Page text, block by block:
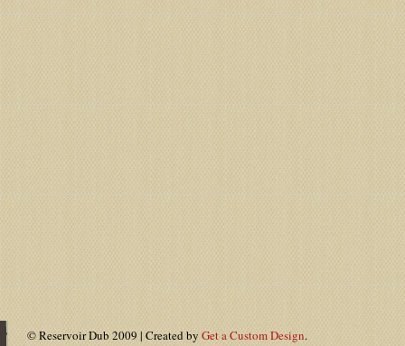
© Reservoir Dub 2009 | Created by Get a Custom Design.